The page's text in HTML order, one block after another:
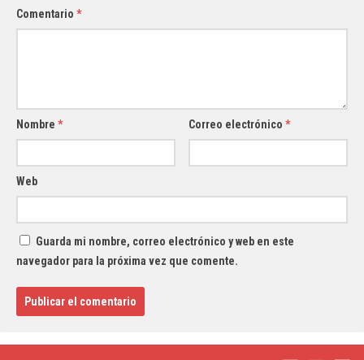
Comentario *
Nombre * Correo electrónico*
Web
Guarda mi nombre, correo electrónico y web en este
navegador para la próxima vez que comente.